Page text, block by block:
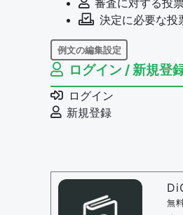
審査に対する投
決定に必要な投
例文の編集設定
例文の編集権限
例文の編集を審
例文の削除を審
審査に対する投
問題の編集権限
審査に対する投
ログイン / 新規登
ログイン
新規登録
無